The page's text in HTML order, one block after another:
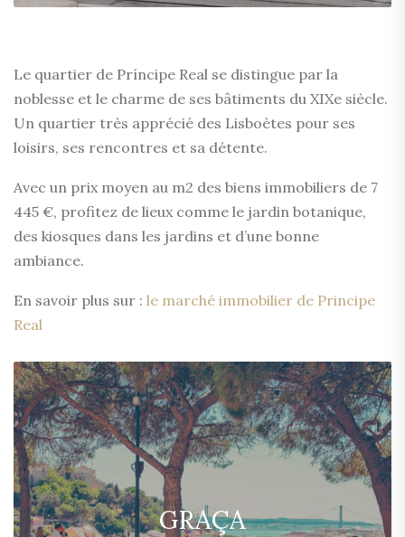
Le quartier de Príncipe Real se distingue par la
noblesse et le charme de ses bâtiments du XIXe siècle.
Un quartier très apprécié des Lisboètes pour ses
loisirs, ses rencontres et sa détente.
Avec un prix moyen au m2 des biens immobiliers de 7
445 €, profitez de lieux comme le jardin botanique,
des kiosques dans les jardins et d’une bonne
ambiance.
En savoir plus sur : le marché immobilier de Principe
Real
GRAÇA